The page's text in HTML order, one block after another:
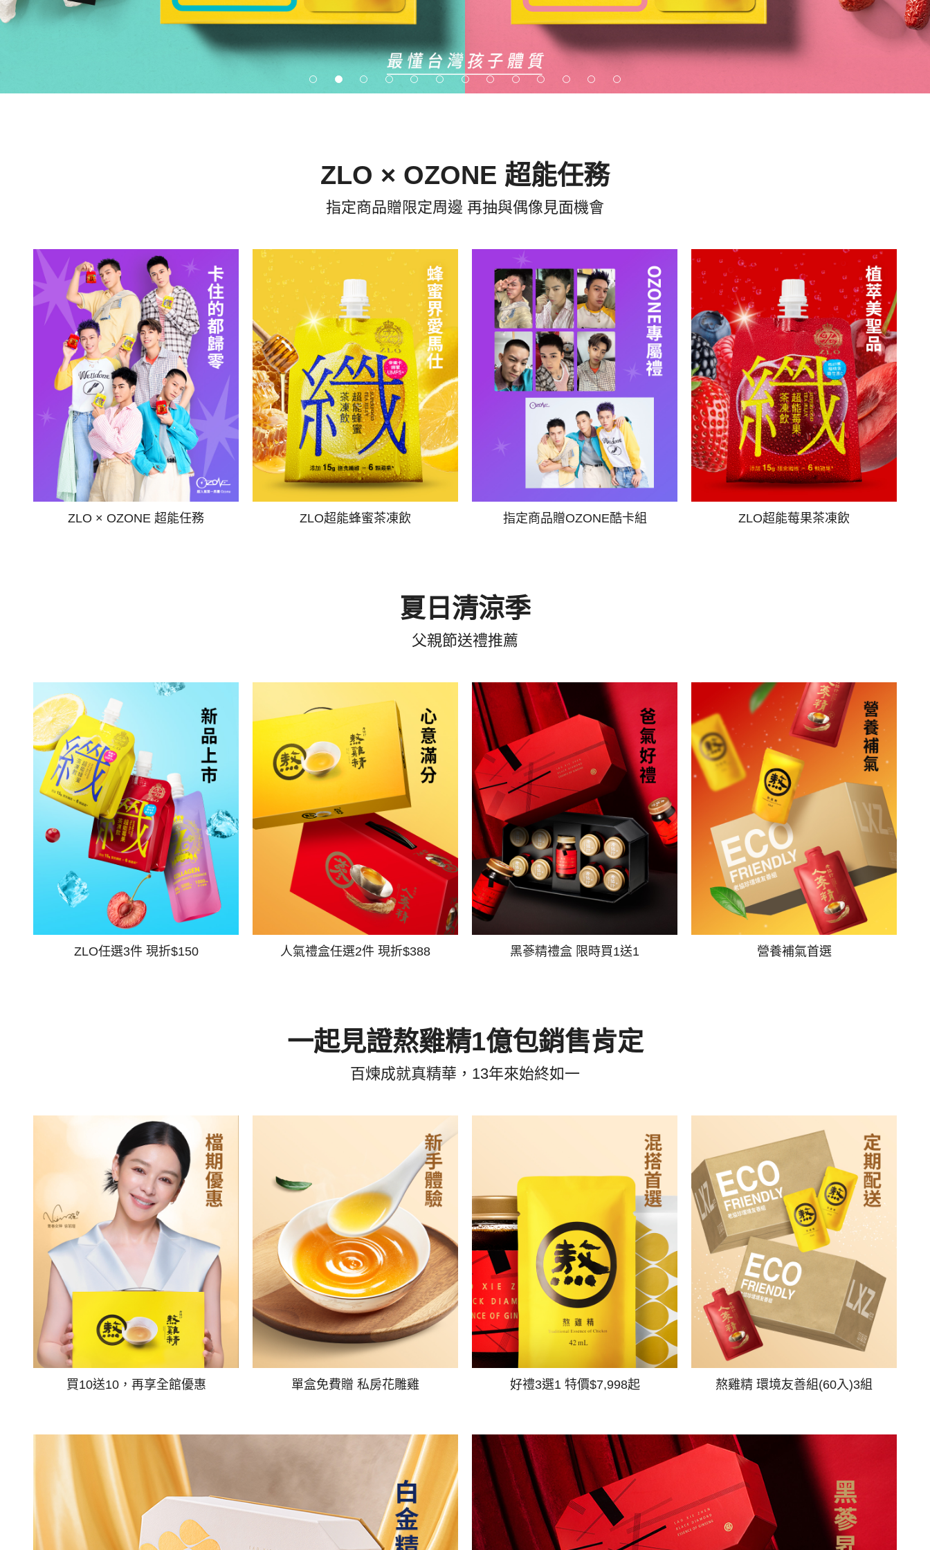
ZLO × OZONE 超能任務
指定商品贈限定周邊 再抽與偶像見面機會
ZLO × OZONE 超能任務 ZLO超能蜂蜜茶凍飲 指定商品贈OZONE酷卡組 ZLO超能莓果茶凍飲
夏日清涼季
父親節送禮推薦
ZLO任選3件 現折$150 人氣禮盒任選2件 現折$388 黑蔘精禮盒 限時買1送1 營養補氣首選
一起見證熬雞精1億包銷售肯定
百煉成就真精華，13年來始終如一
買10送10，再享全館優惠 單盒免費贈 私房花雕雞 好禮3選1 特價$7,998起 熬雞精 環境友善組(60入)3組